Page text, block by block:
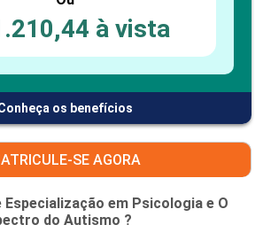
à vista
os benefícios
SE AGORA
Especialização em Psicologia e O
do Autismo ?